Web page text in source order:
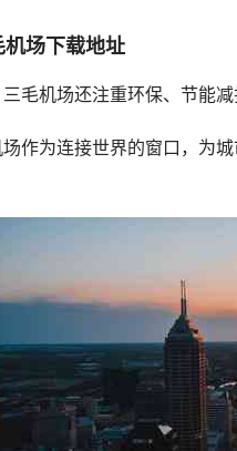
机场下载地址
毛机场还注重环保、节能
作为连接世界的窗口，为